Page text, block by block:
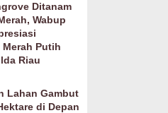
Ditanam
Wabup
Putih
Riau
Lahan Gambut
di Depan